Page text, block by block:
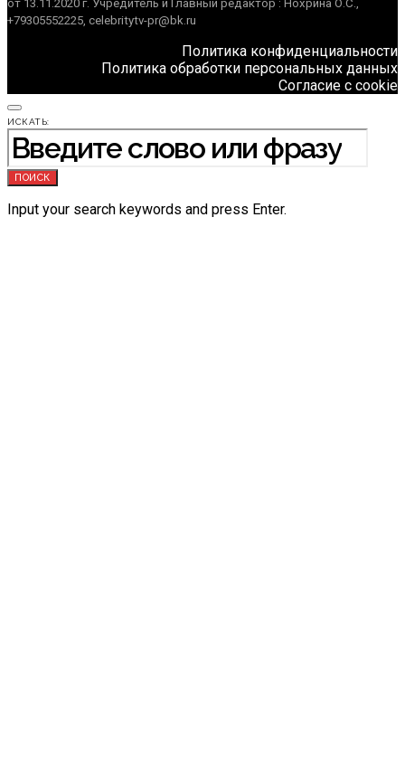
от 13.11.2020 г. Учредитель и Главный редактор : Нохрина О.С.,
+79305552225, celebritytv-pr@bk.ru
Политика конфиденциальности
Политика обработки персональных данных
Согласие с cookie
ИСКАТЬ:
ПОИСК
Input your search keywords and press Enter.